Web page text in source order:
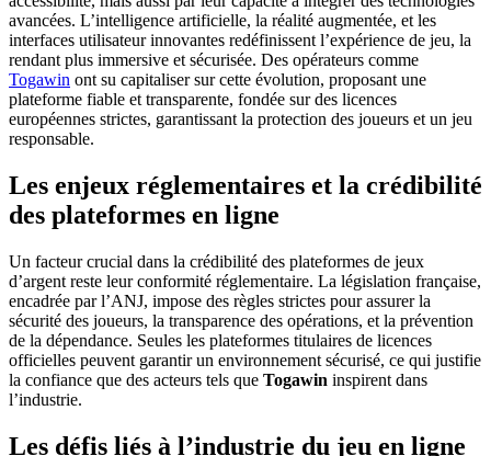
avancées. L’intelligence artificielle, la réalité augmentée, et les
interfaces utilisateur innovantes redéfinissent l’expérience de jeu, la
rendant plus immersive et sécurisée. Des opérateurs comme
Togawin ont su capitaliser sur cette évolution, proposant une
plateforme fiable et transparente, fondée sur des licences
européennes strictes, garantissant la protection des joueurs et un jeu
responsable.
Les enjeux réglementaires et la crédibilité
des plateformes en ligne
Un facteur crucial dans la crédibilité des plateformes de jeux
d’argent reste leur conformité réglementaire. La législation française,
encadrée par l’ANJ, impose des règles strictes pour assurer la
sécurité des joueurs, la transparence des opérations, et la prévention
de la dépendance. Seules les plateformes titulaires de licences
officielles peuvent garantir un environnement sécurisé, ce qui justifie
la confiance que des acteurs tels que Togawin inspirent dans
l’industrie.
Les défis liés à l’industrie du jeu en ligne